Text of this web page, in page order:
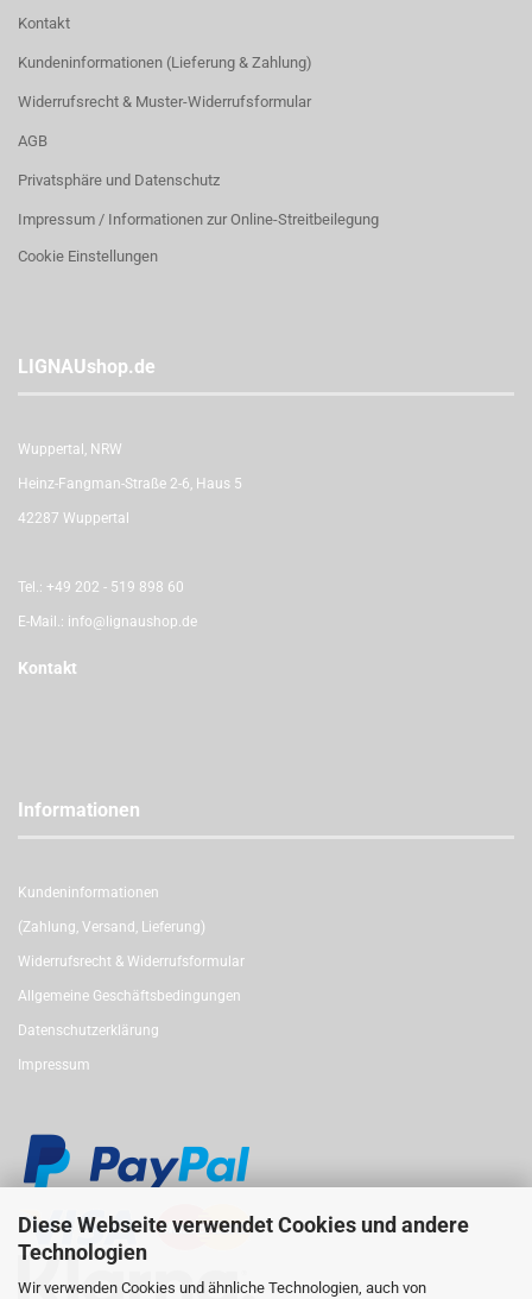
Diese Webseite verwendet Cookies und andere
Technologien
Wir verwenden Cookies und ähnliche Technologien, auch von
Kontakt
Kundeninformationen (Lieferung & Zahlung)
Widerrufsrecht & Muster-Widerrufsformular
AGB
Privatsphäre und Datenschutz
Impressum / Informationen zur Online-Streitbeilegung
Cookie Einstellungen
LIGNAUshop.de
Wuppertal, NRW
Heinz-Fangman-Straße 2-6, Haus 5
42287 Wuppertal
Tel.: +49 202 - 519 898 60
E-Mail.: info@lignaushop.de
Kontakt
Informationen
Kundeninformationen
(Zahlung, Versand, Lieferung)
Widerrufsrecht & Widerrufsformular
Allgemeine Geschäftsbedingungen
Datenschutzerklärung
Impressum